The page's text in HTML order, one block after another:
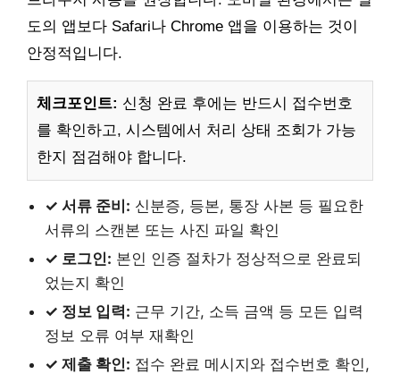
도의 앱보다 Safari나 Chrome 앱을 이용하는 것이
안정적입니다.
체크포인트: 신청 완료 후에는 반드시 접수번호
를 확인하고, 시스템에서 처리 상태 조회가 가능
한지 점검해야 합니다.
✓ 서류 준비: 신분증, 등본, 통장 사본 등 필요한
서류의 스캔본 또는 사진 파일 확인
✓ 로그인: 본인 인증 절차가 정상적으로 완료되
었는지 확인
✓ 정보 입력: 근무 기간, 소득 금액 등 모든 입력
정보 오류 여부 재확인
✓ 제출 확인: 접수 완료 메시지와 접수번호 확인,